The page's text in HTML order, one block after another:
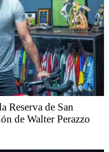
Reserva de San
de Walter Perazzo